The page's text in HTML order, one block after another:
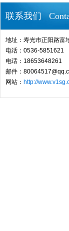
联系我们
地址：寿光市正阳路富
电话：0536-5851621
电话：18653648261
邮件：
网站： http://